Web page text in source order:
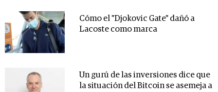
Cómo el "Djokovic Gate" dañó a
Lacoste como marca
Un gurú de las inversiones dice que
la situación del Bitcoin se asemeja a